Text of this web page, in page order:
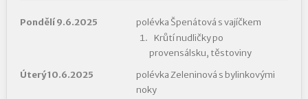
Pondělí 9.6.2025
polévka Špenátová s vajíčkem
Krůtí nudličky po
provensálsku, těstoviny
Úterý 10.6.2025
polévka Zeleninová s bylinkovými
noky